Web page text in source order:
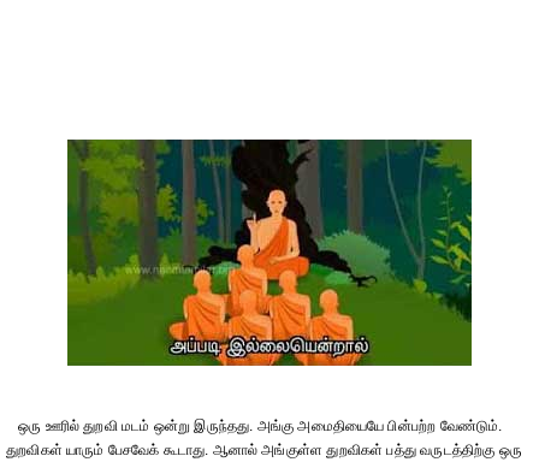
ஒரு ஊரில் துறவி மடம் ஒன்று இருந்தது. அங்கு அமைதியையே பின்பற்ற வேண்டும்.
துறவிகள் யாரும் பேசவேக் கூடாது. ஆனால் அங்குள்ள துறவிகள் பத்து வருடத்திற்கு ஒரு